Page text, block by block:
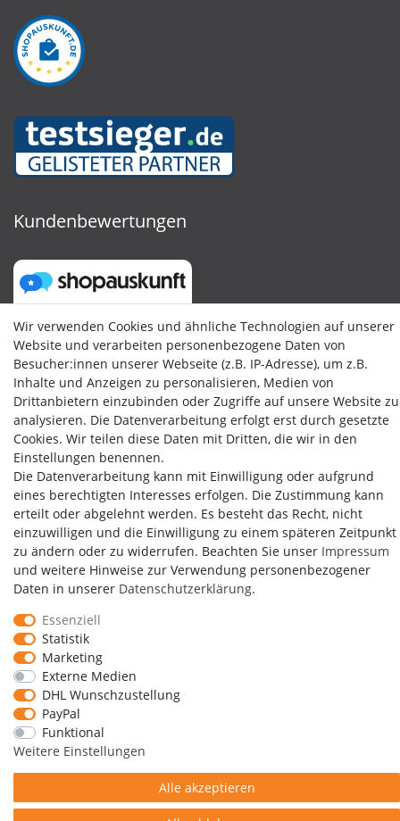
Kundenbewertungen
Copyright by Media-Reich GmbH
Impressum
Widerrufs­recht Vertrag widerrufen
Wir verwenden Cookies und ähnliche Technologien auf unserer
Website und verarbeiten personenbezogene Daten von
Besucher:innen unserer Webseite (z.B. IP-Adresse), um z.B.
Inhalte und Anzeigen zu personalisieren, Medien von
Drittanbietern einzubinden oder Zugriffe auf unsere Website zu
analysieren. Die Datenverarbeitung erfolgt erst durch gesetzte
Cookies. Wir teilen diese Daten mit Dritten, die wir in den
Einstellungen benennen.
Die Datenverarbeitung kann mit Einwilligung oder aufgrund
eines berechtigten Interesses erfolgen. Die Zustimmung kann
erteilt oder abgelehnt werden. Es besteht das Recht, nicht
einzuwilligen und die Einwilligung zu einem späteren Zeitpunkt
zu ändern oder zu widerrufen. Beachten Sie unser Impressum
und weitere Hinweise zur Verwendung personenbezogener
Daten in unserer Daten­schutz­erklärung.
Essenziell
Statistik
Marketing
Externe Medien
DHL Wunschzustellung
PayPal
Funktional
Weitere Einstellungen
Alle akzeptieren